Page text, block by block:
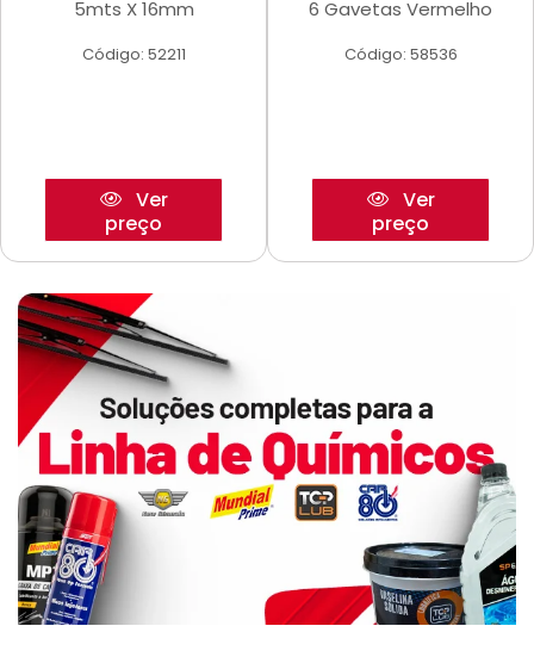
5mts X 16mm
Código: 52211
Ver
preço
6 Gavetas Vermelho
Código: 58536
Ver
preço